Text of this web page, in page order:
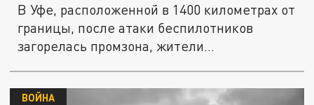
В Уфе, расположенной в 1400 километрах от
границы, после атаки беспилотников
загорелась промзона, жители...
ВОЙНА